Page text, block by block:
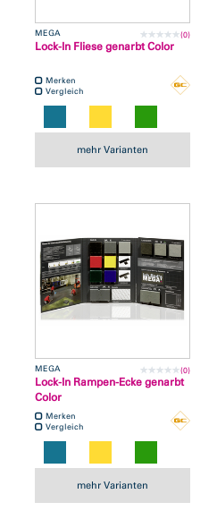
MEGA (0)
Lock-In Fliese genarbt Color
Merken
Vergleich
mehr Varianten
MEGA (0)
Lock-In Rampen-Ecke genarbt
Color
Merken
Vergleich
mehr Varianten